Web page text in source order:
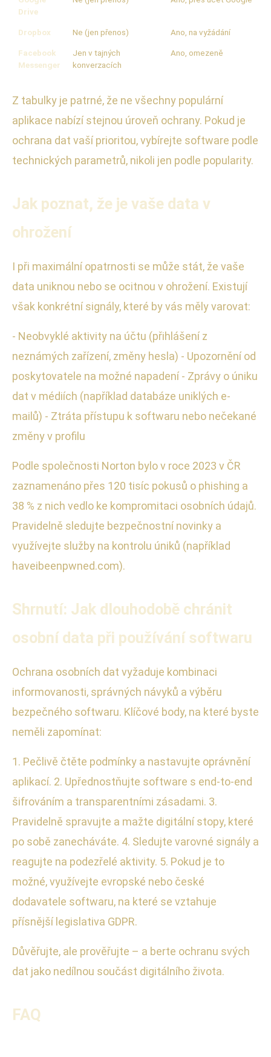
Drive
Dropbox Ne (jen přenos) Ano, na vyžádání
Facebook
Messenger
Jen v tajných
konverzacích
Ano, omezeně
Z tabulky je patrné, že ne všechny populární
aplikace nabízí stejnou úroveň ochrany. Pokud je
ochrana dat vaší prioritou, vybírejte software podle
technických parametrů, nikoli jen podle popularity.
Jak poznat, že je vaše data v
ohrožení
I při maximální opatrnosti se může stát, že vaše
data uniknou nebo se ocitnou v ohrožení. Existují
však konkrétní signály, které by vás měly varovat:
- Neobvyklé aktivity na účtu (přihlášení z
neznámých zařízení, změny hesla) - Upozornění od
poskytovatele na možné napadení - Zprávy o úniku
dat v médiích (například databáze uniklých e-
mailů) - Ztráta přístupu k softwaru nebo nečekané
změny v profilu
Podle společnosti Norton bylo v roce 2023 v ČR
zaznamenáno přes 120 tisíc pokusů o phishing a
38 % z nich vedlo ke kompromitaci osobních údajů.
Pravidelně sledujte bezpečnostní novinky a
využívejte služby na kontrolu úniků (například
haveibeenpwned.com).
Shrnutí: Jak dlouhodobě chránit
osobní data při používání softwaru
Ochrana osobních dat vyžaduje kombinaci
informovanosti, správných návyků a výběru
bezpečného softwaru. Klíčové body, na které byste
neměli zapomínat:
1. Pečlivě čtěte podmínky a nastavujte oprávnění
aplikací. 2. Upřednostňujte software s end-to-end
šifrováním a transparentními zásadami. 3.
Pravidelně spravujte a mažte digitální stopy, které
po sobě zanecháváte. 4. Sledujte varovné signály a
reagujte na podezřelé aktivity. 5. Pokud je to
možné, využívejte evropské nebo české
dodavatele softwaru, na které se vztahuje
přísnější legislativa GDPR.
Důvěřujte, ale prověřujte – a berte ochranu svých
dat jako nedílnou součást digitálního života.
FAQ